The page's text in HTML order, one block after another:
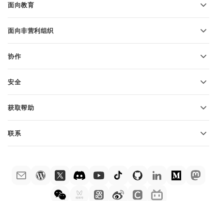
面向教育
适用于教育人士
面向非营利组织
申请免费帐户
协作
翻译人员
安全
获取帮助
帮助中心
白皮书
联系
媒体咨询
press@onlyoffice.com